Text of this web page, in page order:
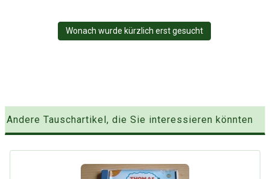
Wonach wurde kürzlich erst gesucht
Andere Tauschartikel, die Sie interessieren könnten